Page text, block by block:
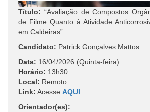
Título: “Avaliação de Compostos
de Filme Quanto à Atividade
em Caldeiras”
Candidato: Patrick Gonçalves Mattos
Data: 16/04/2026 (Quinta-feira)
Horário: 13h30
Local: Remoto
Link: Acesse AQUI
Orientador(es):